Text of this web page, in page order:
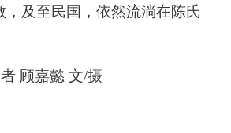
，及至民国，依然流淌在陈氏
顾嘉懿 文/摄